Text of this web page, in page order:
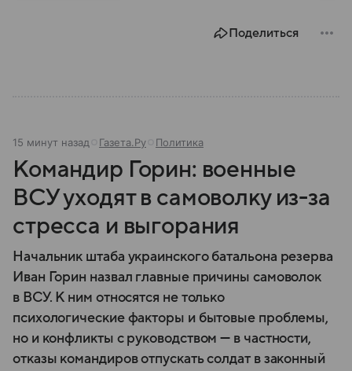
Поделиться
15 минут назад Газета.Ру Политика
Командир Горин: военные
ВСУ уходят в самоволку из-за
стресса и выгорания
Начальник штаба украинского батальона резерва
Иван Горин назвал главные причины самоволок
в ВСУ. К ним относятся не только
психологические факторы и бытовые проблемы,
но и конфликты с руководством — в частности,
отказы командиров отпускать солдат в законный